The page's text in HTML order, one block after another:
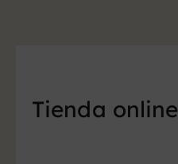
Tienda online